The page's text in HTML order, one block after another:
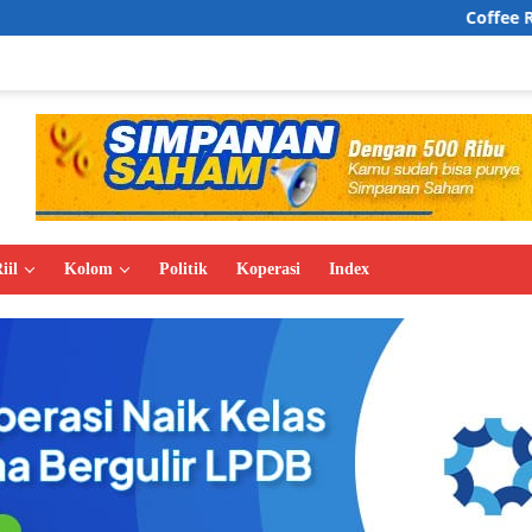
Coffee Rave,
Kolom Politik Koperasi Index